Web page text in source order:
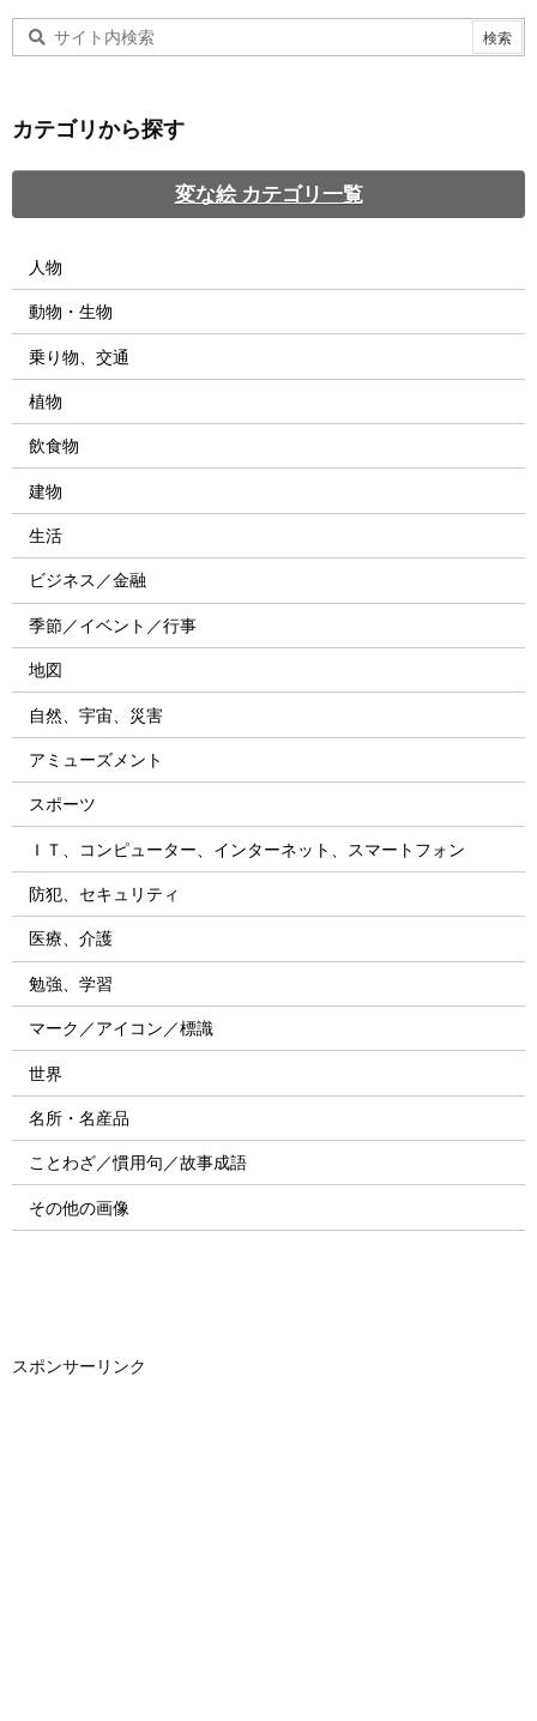
カテゴリから探す
変な絵 カテゴリ一覧
人物
動物・生物
乗り物、交通
植物
飲食物
建物
生活
ビジネス／金融
季節／イベント／行事
地図
自然、宇宙、災害
アミューズメント
スポーツ
ＩＴ、コンピューター、インターネット、スマートフォン
防犯、セキュリティ
医療、介護
勉強、学習
マーク／アイコン／標識
世界
名所・名産品
ことわざ／慣用句／故事成語
その他の画像
スポンサーリンク